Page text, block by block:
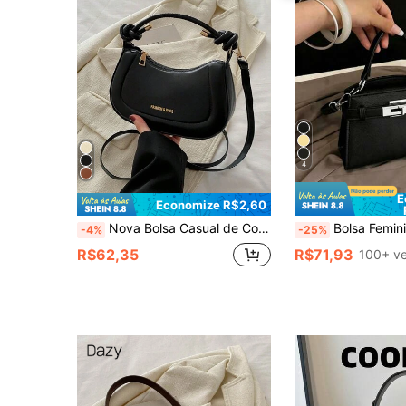
Economize R$2,60
-4% Nova Bolsa Casual de Couro PU com Alça de Ombro Ajustável, Bolsa Quadrada de Axila com Estampa em Folha de Ouro para Mulheres
R$62,35
4
-25% Bolsa Feminina de Luxo com Textura de Lichia, Bolsa de Ombro/Transversal com Alça Ajustável Minimalista, Bolsa de Ombro para Trabalho com Fecho de Metal Requintado, Bolsa Transversal
R$71,93 100+